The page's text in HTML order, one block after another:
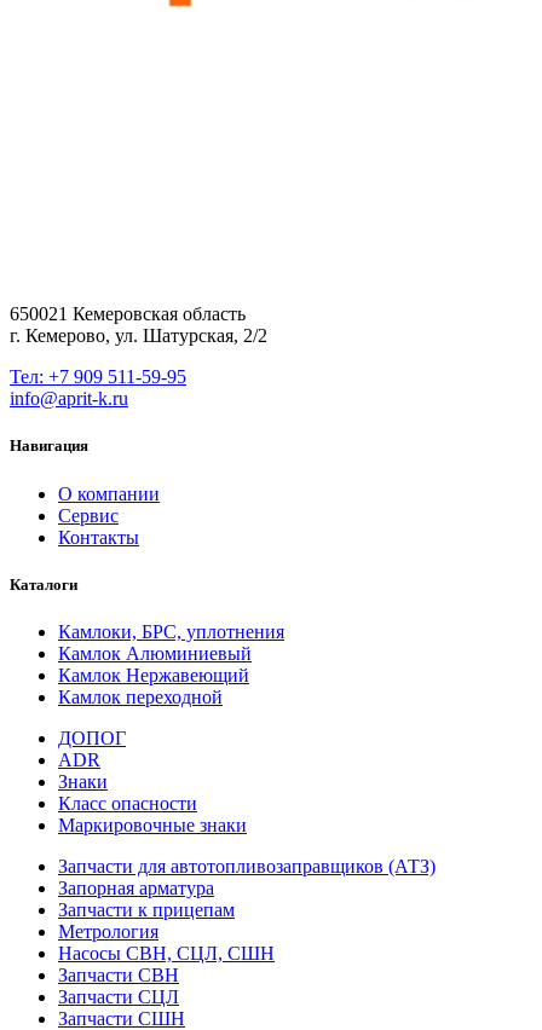
650021 Кемеровская область
г. Кемерово, ул. Шатурская, 2/2
Тел: +7 909 511-59-95
info@aprit-k.ru
Навигация
О компании
Сервис
Контакты
Каталоги
Камлоки, БРС, уплотнения
Камлок Алюминиевый
Камлок Нержавеющий
Камлок переходной
ДОПОГ
ADR
Знаки
Класс опасности
Маркировочные знаки
Запчасти для автотопливозаправщиков (АТЗ)
Запорная арматура
Запчасти к прицепам
Метрология
Насосы СВН, СЦЛ, СШН
Запчасти СВН
Запчасти СЦЛ
Запчасти СШН